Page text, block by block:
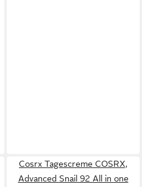
Cosrx Tagescreme COSRX,
Advanced Snail 92 All in one